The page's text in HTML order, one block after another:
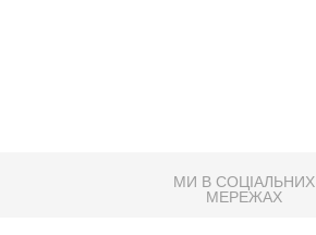
МИ В СОЦІАЛЬНИХ
МЕРЕЖАХ